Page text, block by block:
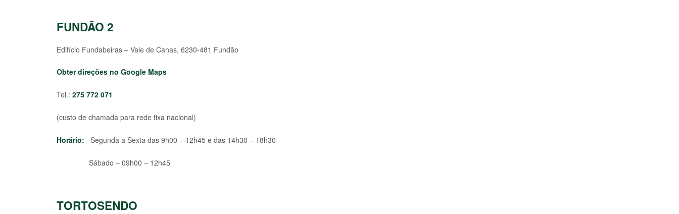
FUNDÃO 2
Edifício Fundabeiras – Vale de Canas, 6230-481 Fundão
Obter direções no Google Maps
Tel.: 275 772 071
(custo de chamada para rede fixa nacional)
Horário: Segunda a Sexta das 9h00 – 12h45 e das 14h30 – 18h30
Sábado – 09h00 – 12h45
TORTOSENDO